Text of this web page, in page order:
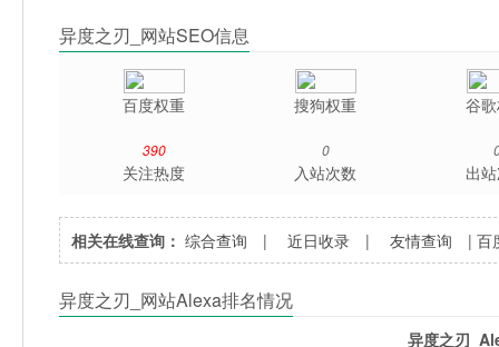
异度之刃_网站SEO信息
百度权重 搜狗权重 谷
390
关注热度
0
入站次数 出
相关在线查询： 综合查询 |近日收录 |友情查询 |百
异度之刃_网站Alexa排名情况
异度之刃